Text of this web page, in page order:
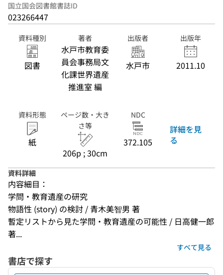
国立国会図書館書誌ID
023266447
資料種別
図書
著者
水戸市教育委
員会事務局文
化課世界遺産
推進室 編
出版者
水戸市
出版年
2011.10
資料形態
紙
ページ数・大き
さ等
206p ; 30cm
NDC
372.105
詳細を見
る
資料詳細
内容細目：
学問・教育遺産の研究
物語性 (story) の検討 / 青木美智男 著
暫定リストから見た学問・教育遺産の可能性 / 日高健一郎
著...
すべて見る
書店で探す